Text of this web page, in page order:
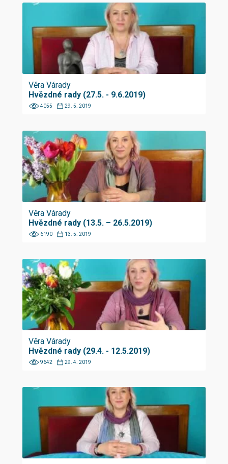
Věra Várady
Hvězdné rady (27.5. - 9.6.2019)
4055 29. 5. 2019
Věra Várady
Hvězdné rady (13.5. – 26.5.2019)
6190 13. 5. 2019
Věra Várady
Hvězdné rady (29.4. - 12.5.2019)
9642 29. 4. 2019